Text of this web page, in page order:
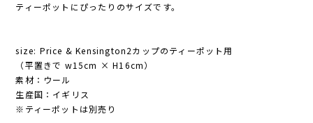
ティーポットにぴったりのサイズです。
size: Price & Kensington2カップのティーポット用
（平置きで w15cm × H16cm）
素材：ウール
生産国：イギリス
※ティーポットは別売り